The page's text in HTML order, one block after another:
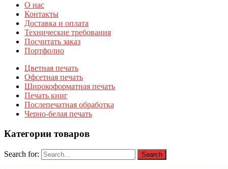
О нас
Контакты
Доставка и оплата
Технические требования
Посчитать заказ
Портфолио
Цветная печать
Офсетная печать
Широкоформатная печать
Печать книг
Послепечатная обработка
Черно-белая печать
Категории товаров
Search for: